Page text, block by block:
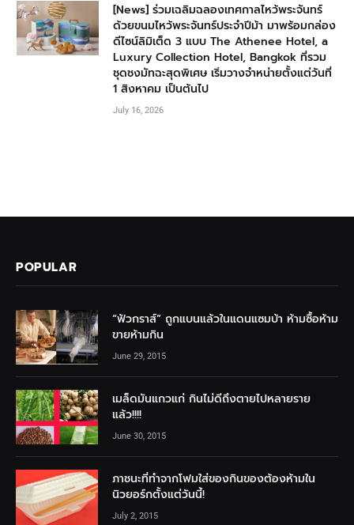
[News] ร่วมเฉลิมฉลองเทศกาลไหว้พระจันทร์
ด้วยขนมไหว้พระจันทร์ประจำปีม้า มาพร้อมกล่อง
ดีไซน์ลิมิเต็ด 3 แบบ The Athenee Hotel, a
Luxury Collection Hotel, Bangkok ที่รวม
ชุดชงมัทฉะสุดพิเศษ เริ่มวางจำหน่ายตั้งแต่วันที่
1 สิงหาคม เป็นต้นไป
July 16, 2026
POPULAR
“ฟัวกราส์” ถูกแบนแล้วในแดนแซมบ้า ห้ามซื้อห้าม
ขายห้ามกิน
June 29, 2015
เมล็ดมันแกวแก่ กินไม่ดีถึงตายไปหลายราย
แล้ว!!!!
June 30, 2015
ภาชนะที่ทำจากโฟมใส่ของกินของต้องห้ามใน
นิวยอร์กตั้งแต่วันนี้!
July 2, 2015